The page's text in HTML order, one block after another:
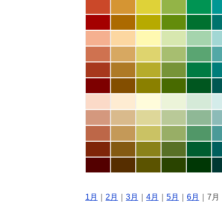
1月 2月 3月 4月 5月 6月 ｜7月